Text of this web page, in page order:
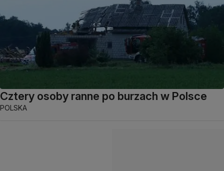
Cztery osoby ranne po burzach w Polsce
POLSKA